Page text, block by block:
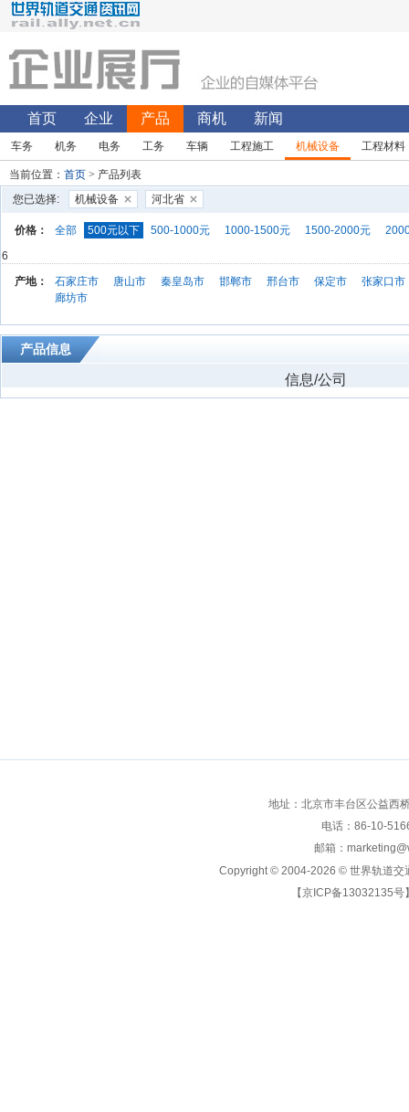
首页 企业 产品 商机 新闻
车务 机务 电务 工务 车辆 工程施工 机械设备 工程材料
当前位置： 首页 > 产品列表
您已选择:
机械设备 河北省
价格： 全部 500元以下 500-1000元 1000-1500元 1500-2000元
6
产地：
石家庄市 唐山市 秦皇岛市 邯郸市 邢台市 保定市
张家口市
廊坊市
产品信息
信息/公司
地址：北京市丰台区公益西
电话：86-10-
邮箱：
Copyright © 2004-2026 © 世界轨道交
【京ICP备13032135